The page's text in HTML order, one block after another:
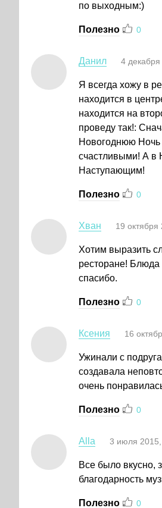
по выходным:)
Полезно 0
Данил 4
Я всегда хожу в
находится в
находится на
проведу так!:
Новогоднюю
счастливыми! А в
Наступающим!
Полезно 0
Хван 19
Хотим выразить
ресторане! Блюда
спасибо.
Полезно 0
Ксения 16
Ужинали с
создавала
очень
Полезно 0
Alla 3 июля
Все было вкусно,
благодарность
Полезно 0